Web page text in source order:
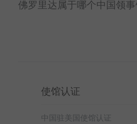
佛罗里达属于哪个中国领
使馆认证
中国驻美国使馆认证